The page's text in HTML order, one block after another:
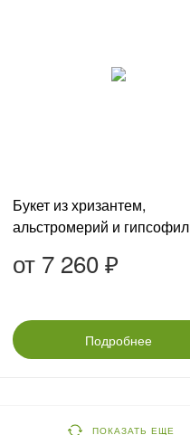
Букет из хризантем,
альстромерий и гипсофил
от 7 260 ₽
Подробнее
ПОКАЗАТЬ ЕЩЕ